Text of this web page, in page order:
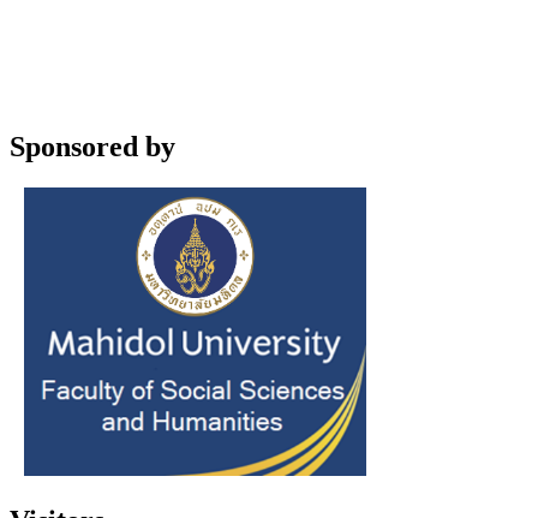
Sponsored by